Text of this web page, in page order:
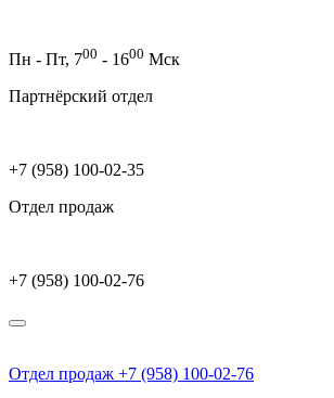
Пн - Пт, 700 - 1600 Мск
Партнёрский отдел
+7 (958) 100-02-35
Отдел продаж
+7 (958) 100-02-76
Отдел продаж +7 (958) 100-02-76